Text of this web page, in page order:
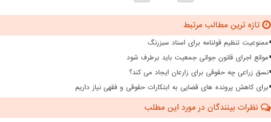
تازه ترین مطالب مرتبط
ممنوعیت تنظیم قولنامه برای اسناد سبزرنگ
موانع اجرای قانون جوانی جمعیت باید برطرف شود
نسق زراعی چه حقوقی برای زارعان ایجاد می کند؟
برای کاهش پرونده های قضایی به ابتکارات حقوقی و فقهی نیاز داریم
نظرات بینندگان در مورد این مطلب